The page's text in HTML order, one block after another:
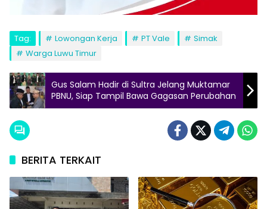
Tag: Lowongan Kerja PT Vale
Simak
Warga Luwu Timur
Gus Salam Hadir di Sultra Jelang Muktamar
PBNU, Siap Tampil Bawa Gagasan Perubahan
BERITA TERKAIT